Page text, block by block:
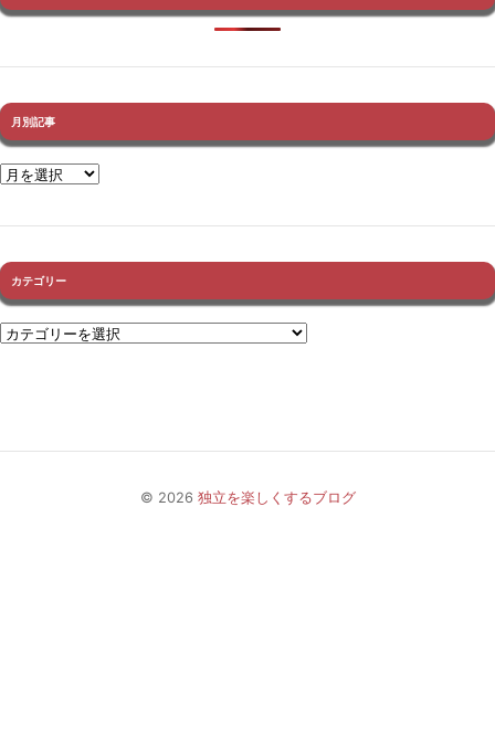
月別記事
カテゴリー
© 2026 独立を楽しくするブログ